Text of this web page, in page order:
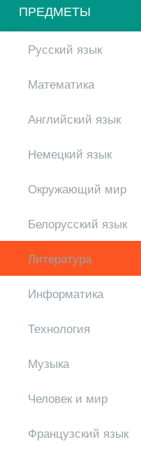
ПРЕДМЕТЫ
Русский язык
Математика
Английский язык
Немецкий язык
Окружающий мир
Белорусский язык
Литература
Информатика
Технология
Музыка
Человек и мир
Французский язык